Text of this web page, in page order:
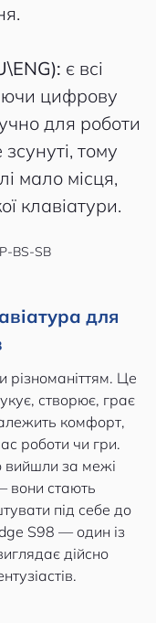
є всі
цифрову
для роботи
тому
мало місця,
клавіатури.
для
різноманіттям. Це
створює, грає
комфорт,
роботи чи гри.
вийшли за межі
вони стають
під себе до
S98 — один із
дійсно